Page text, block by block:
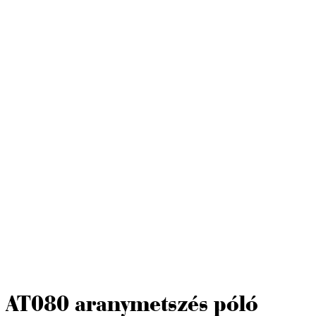
AT080 aranymetszés póló